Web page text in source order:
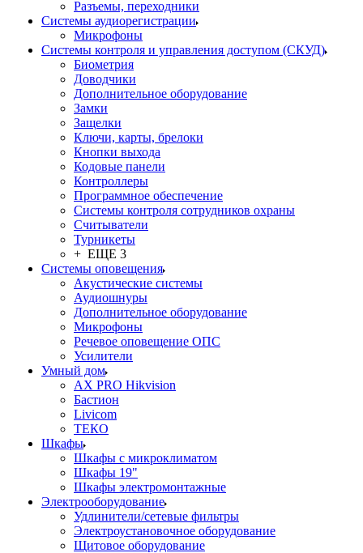
Разъемы, переходники
Системы аудиорегистрации
Микрофоны
Системы контроля и управления доступом (СКУД)
Биометрия
Доводчики
Дополнительное оборудование
Замки
Защелки
Ключи, карты, брелоки
Кнопки выхода
Кодовые панели
Контроллеры
Программное обеспечение
Системы контроля сотрудников охраны
Считыватели
Турникеты
+ ЕЩЕ 3
Системы оповещения
Акустические системы
Аудиошнуры
Дополнительное оборудование
Микрофоны
Речевое оповещение ОПС
Усилители
Умный дом
AX PRO Hikvision
Бастион
Livicom
ТЕКО
Шкафы
Шкафы с микроклиматом
Шкафы 19"
Шкафы электромонтажные
Электрооборудование
Удлинители/сетевые фильтры
Электроустановочное оборудование
Щитовое оборудование